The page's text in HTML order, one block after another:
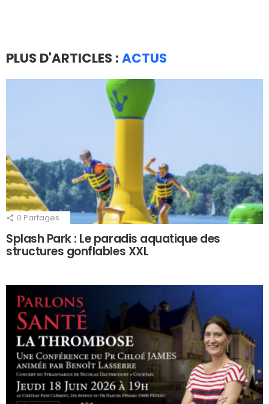
PLUS D'ARTICLES : ACTUS
0 Partages
Splash Park : Le paradis aquatique des
structures gonflables XXL